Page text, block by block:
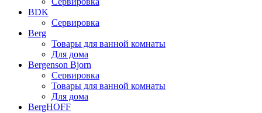
BDK
Сервировка
Berg
Товары для ванной комнаты
Для дома
Bergenson Bjorn
Сервировка
Товары для ванной комнаты
Для дома
BergHOFF